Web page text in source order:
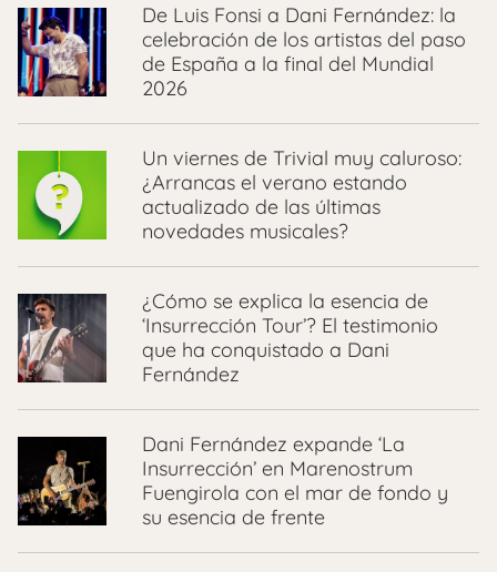
De Luis Fonsi a Dani Fernández: la
celebración de los artistas del paso
de España a la final del Mundial
2026
Un viernes de Trivial muy caluroso:
¿Arrancas el verano estando
actualizado de las últimas
novedades musicales?
¿Cómo se explica la esencia de
‘Insurrección Tour’? El testimonio
que ha conquistado a Dani
Fernández
Dani Fernández expande ‘La
Insurrección’ en Marenostrum
Fuengirola con el mar de fondo y
su esencia de frente